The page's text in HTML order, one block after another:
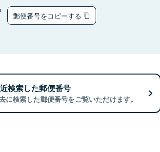
郵便番号をコピーする
検索した郵便番号
に検索した郵便番号をご覧いただけます。